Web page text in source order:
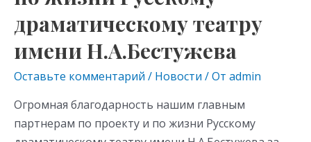
драматическому театру
имени Н.А.Бестужева
Оставьте комментарий / Новости / От admin
Огромная благодарность нашим главным
партнерам по проекту и по жизни Русскому